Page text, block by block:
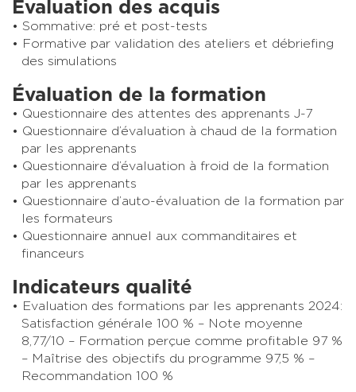
Évaluation des acquis
Sommative: pré et post-tests
Formative par validation des ateliers et débriefing
des simulations
Évaluation de la formation
Questionnaire des attentes des apprenants J-7
Questionnaire d’évaluation à chaud de la formation
par les apprenants
Questionnaire d’évaluation à froid de la formation
par les apprenants
Questionnaire d’auto-évaluation de la formation par
les formateurs
Questionnaire annuel aux commanditaires et
financeurs
Indicateurs qualité
Evaluation des formations par les apprenants 2024:
Satisfaction générale 100 % – Note moyenne
8,77/10 – Formation perçue comme profitable 97 %
– Maîtrise des objectifs du programme 97,5 % –
Recommandation 100 %